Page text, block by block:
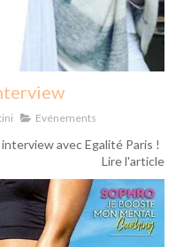
Evénements
avec Egalité Paris !
Lire l'article